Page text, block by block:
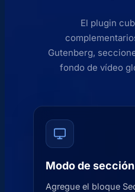
El plugin
Gutenberg,
fondo de vídeo
Modo de
Agregue el bloque